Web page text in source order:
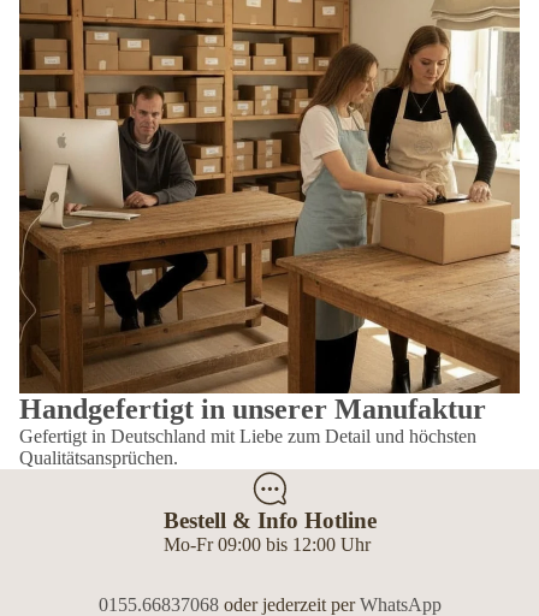
Handgefertigt in unserer Manufaktur
Gefertigt in Deutschland mit Liebe zum Detail und höchsten
Qualitätsansprüchen.
Bestell & Info Hotline
Mo-Fr 09:00 bis 12:00 Uhr
0155.66837068oder jederzeit perWhatsApp